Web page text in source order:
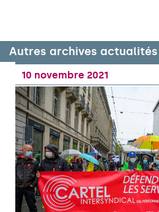
Autres archives actualités
10 novembre 2021